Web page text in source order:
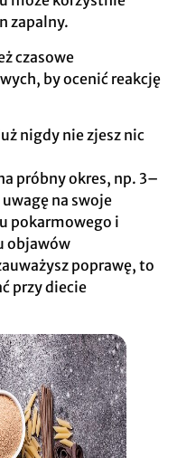
zapalny.
czasowe
by ocenić reakcję
nigdy nie zjesz nic
próbny okres, np. 3–
na swoje
pokarmowego i
objawów
poprawę, to
przy diecie